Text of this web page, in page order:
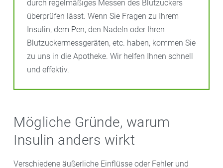
durch regelmäßiges Messen des Blutzuckers
überprüfen lässt. Wenn Sie Fragen zu Ihrem
Insulin, dem Pen, den Nadeln oder Ihren
Blutzuckermessgeräten, etc. haben, kommen Sie
zu uns in die Apotheke. Wir helfen Ihnen schnell
und effektiv.
Mögliche Gründe, warum
Insulin anders wirkt
Verschiedene äußerliche Einflüsse oder Fehler und